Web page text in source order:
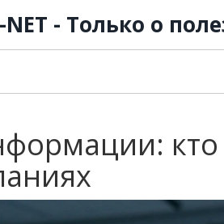
NET - Только о
кто